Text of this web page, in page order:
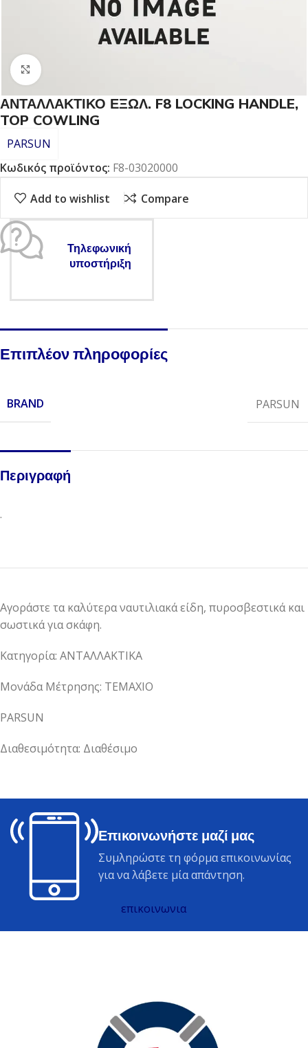
Click to enlarge
ΑΝΤΑΛΛΑΚΤΙΚΟ ΕΞΩΛ. F8 LOCKING HANDLE,
TOP COWLING
PARSUN
Κωδικός προϊόντος: F8-03020000
Add to wishlist Compare
Τηλεφωνική
υποστήριξη
Επιπλέον πληροφορίες
BRAND PARSUN
Περιγραφή
.
Αγοράστε τα καλύτερα ναυτιλιακά είδη, πυροσβεστικά και
σωστικά για σκάφη.
Κατηγορία: ΑΝΤΑΛΛΑΚΤΙΚΑ
Μονάδα Μέτρησης: ΤΕΜΑΧΙΟ
PARSUN
Διαθεσιμότητα: Διαθέσιμο
Επικοινωνήστε μαζί μας
Συμληρώστε τη φόρμα επικοινωνίας
για να λάβετε μία απάντηση.
επικοινωνια